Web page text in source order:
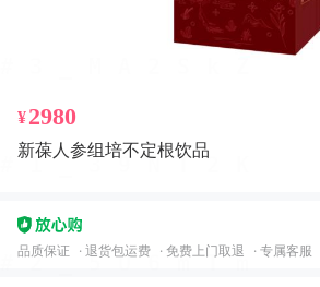
¥2980
新葆人参组培不定根饮品
品质保证 退货包运费 免费上门取退 专属客服